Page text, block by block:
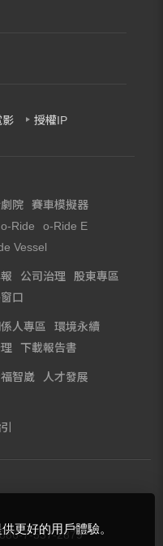
更好的用戶體驗。
影
授權IP
院
賽車模擬器
o-Ride
o-Ride E
Vessel
公司治理
股東專區
口
人專區
環境永續
下載報告書
智崴
人才發展
7-537-2879